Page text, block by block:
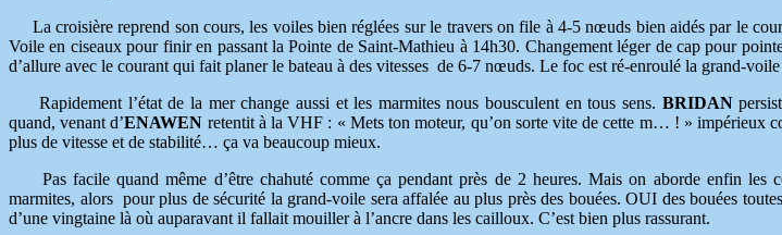
La croisière reprend son cours, les voiles bien réglées sur le travers on file à 4-5 nœuds bien aidés par le
Voile en ciseaux pour finir en passant la Pointe de Saint-Mathieu à 14h30. Changement léger de cap pour
d’allure avec le courant qui fait planer le bateau à des vitesses de 6-7 nœuds. Le foc est ré-enroulé la grand-
Rapidement l’état de la mer change aussi et les marmites nous bousculent en tous sens. BRIDAN
quand, venant d’ENAWEN retentit à la VHF : « Mets ton moteur, qu’on sorte vite de cette m… ! » impérieux
plus de vitesse et de stabilité… ça va beaucoup mieux.
Pas facile quand même d’être chahuté comme ça pendant près de 2 heures. Mais on aborde enfin les
marmites, alors pour plus de sécurité la grand-voile sera affalée au plus près des bouées. OUI des bouées
d’une vingtaine là où auparavant il fallait mouiller à l’ancre dans les cailloux. C’est bien plus rassurant.